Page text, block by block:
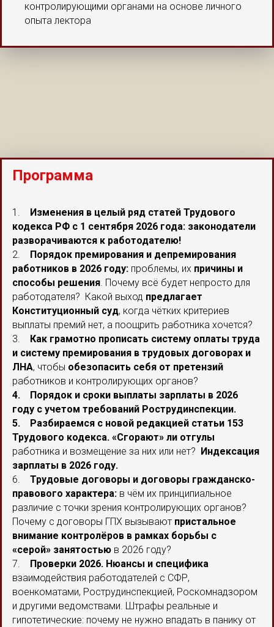
контролирующими органами на основе личного
опыта лектора
Программа
1.
Изменения в целый ряд статей Трудового
кодекса РФ с 1 сентября 2026 года: законодатели
разворачиваются к работодателю!
2.
Порядок премирования и депремирования
работников в 2026 году: проблемы, их причины и
способы решения. Почему всё будет непросто для
работодателя? Какой выход предлагает
Конституционный суд, когда чётких критериев
выплаты премий нет, а поощрить работника хочется?
3.
Как грамотно прописать систему оплаты труда
и систему премирования в трудовых договорах и
ЛНА, чтобы обезопасить себя от претензий
работников и контролирующих органов?
4. Порядок и сроки выплаты зарплаты в 2026
году с учетом требований Рострудинспекции.
5. Разбираемся с новой редакцией статьи 153
Трудового кодекса. «Сгорают» ли отгулы
работника и возмещение за них или нет?
Индексация
зарплаты в 2026 году.
6. Трудовые договоры и договоры гражданско-
правового характера: в чём их принципиальное
различие с точки зрения контролирующих органов?
Почему с договоры ГПХ вызывают пристальное
внимание контролёров в рамках борьбы с
«серой» занятостью в 2026 году?
7.
Проверки 2026. Нюансы и специфика
взаимодействия работодателей с СФР,
военкоматами, Рострудинспекцией, Роскомнадзором
и другими ведомствами. Штрафы реальные и
гипотетические: почему не нужно впадать в панику от